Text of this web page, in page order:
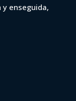
y enseguida,